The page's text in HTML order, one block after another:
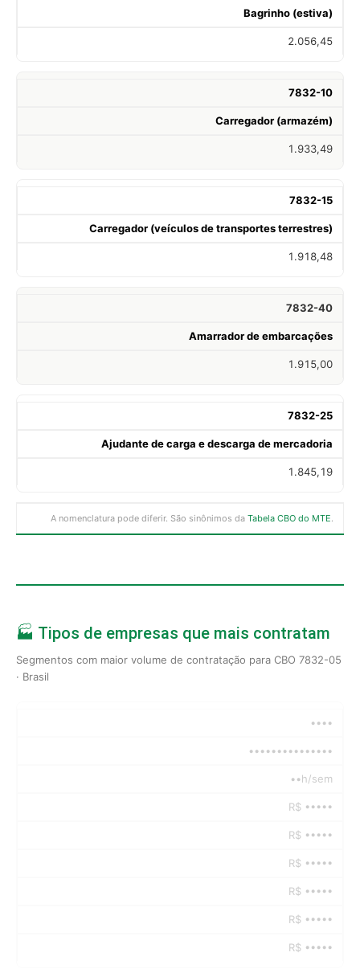
Bagrinho (estiva)
2.056,45
7832-10
Carregador (armazém)
1.933,49
7832-15
Carregador (veículos de transportes terrestres)
1.918,48
7832-40
Amarrador de embarcações
1.915,00
7832-25
Ajudante de carga e descarga de mercadoria
1.845,19
A nomenclatura pode diferir. São sinônimos da Tabela CBO do MTE.
🏭 Tipos de empresas que mais contratam
Segmentos com maior volume de contratação para CBO 7832-05
· Brasil
••••
•••••••••••••••
••h/sem
R$ •••••
R$ •••••
R$ •••••
R$ •••••
R$ •••••
R$ •••••